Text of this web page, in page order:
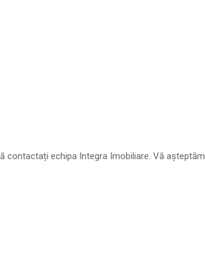
contactați echipa Integra Imobiliare. Vă așteptăm